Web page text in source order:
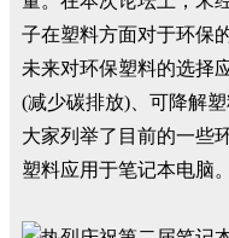
子在塑料方面对于环保
未来对环保塑料的选择
(减少碳排放)、可降解
大家列举了目前的一些
塑料应用于笔记本电脑。